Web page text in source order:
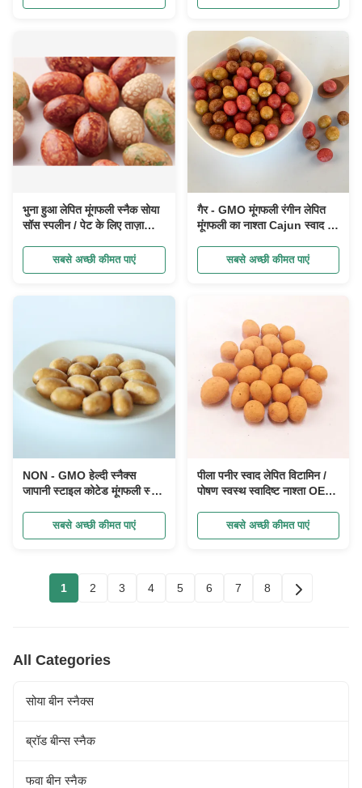
भुना हुआ लेपित मूंगफली स्नैक सोया
सॉस स्पलीन / पेट के लिए ताज़ा
सबसे अच्छी कीमत पाएं
गैर - GMO मूंगफली रंगीन लेपित
मूंगफली का नाश्ता Cajun स्वाद के
सबसे अच्छी कीमत पाएं
NON - GMO हेल्दी स्नैक्स
जापानी स्टाइल कोटेड मूंगफली स्नैक
सबसे अच्छी कीमत पाएं
पीला पनीर स्वाद लेपित विटामिन /
पोषण स्वस्थ स्वादिष्ट नाश्ता OEM
सबसे अच्छी कीमत पाएं
1 2 3 4 5 6 7 8
All Categories
सोया बीन स्नैक्स
ब्रॉड बीन्स स्नैक
फवा बीन स्नैक